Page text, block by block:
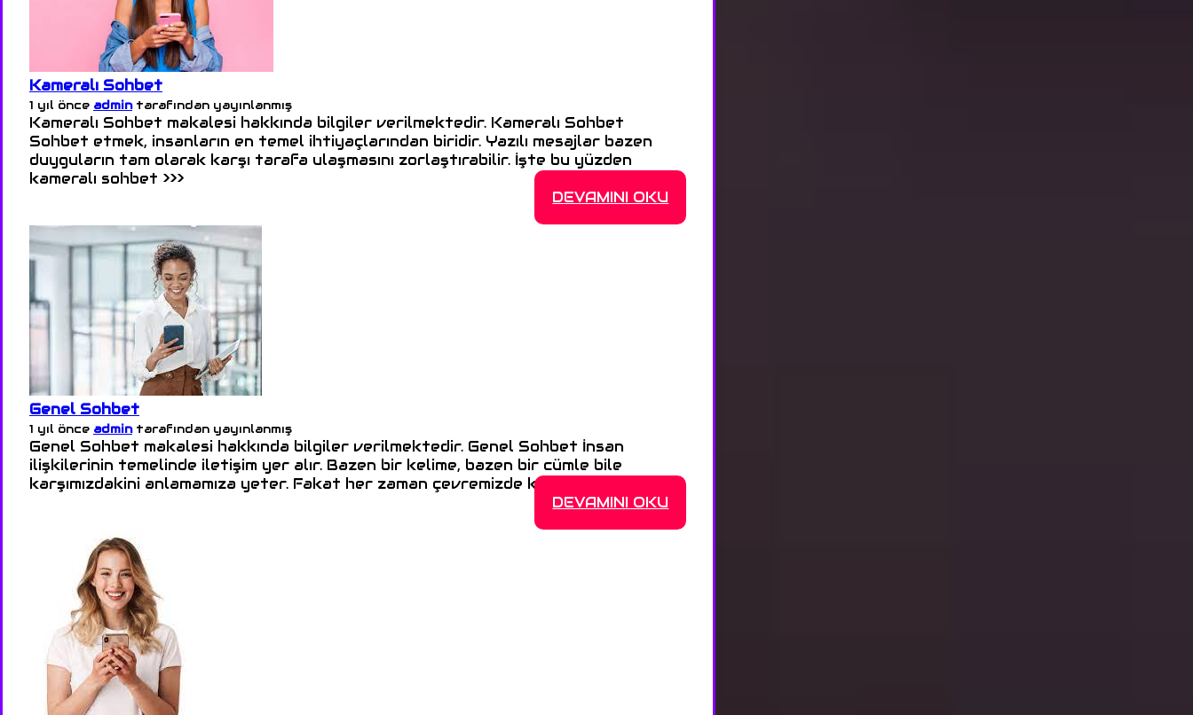
Kameralı Sohbet
1 yıl önce admintarafından yayınlanmış
Kameralı Sohbet makalesi hakkında bilgiler verilmektedir. Kameralı Sohbet
Sohbet etmek, insanların en temel ihtiyaçlarından biridir. Yazılı mesajlar bazen
duyguların tam olarak karşı tarafa ulaşmasını zorlaştırabilir. İşte bu yüzden
kameralı sohbet >>>
DEVAMINI OKU
Genel Sohbet
1 yıl önce admintarafından yayınlanmış
Genel Sohbet makalesi hakkında bilgiler verilmektedir. Genel Sohbet İnsan
ilişkilerinin temelinde iletişim yer alır. Bazen bir kelime, bazen bir cümle bile
karşımızdakini anlamamıza yeter. Fakat her zaman çevremizde konuşacak birini >>>
DEVAMINI OKU